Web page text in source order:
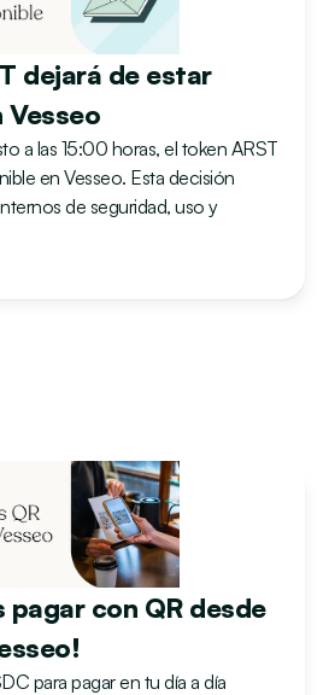
dejará de estar
Vesseo
a las 15:00 horas, el token ARST
en Vesseo. Esta decisión
de seguridad, uso y
pagar con QR desde
para pagar en tu día a día